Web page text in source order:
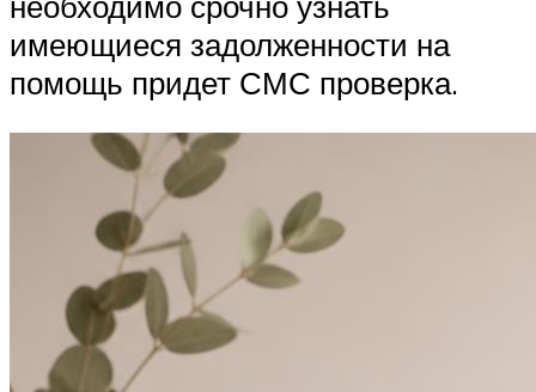
имеющиеся задолженности на
помощь придет СМС проверка.